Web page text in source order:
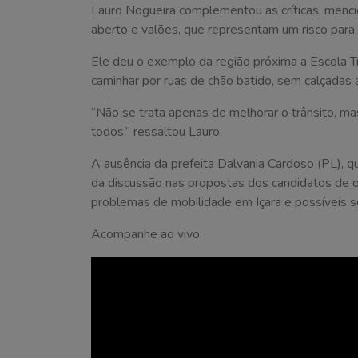
Lauro Nogueira complementou as críticas,
aberto e valões, que representam um risco para
Ele deu o exemplo da região próxima a Escola
caminhar por ruas de chão batido, sem calçadas
“Não se trata apenas de melhorar o trânsito,
todos,” ressaltou Lauro.
A ausência da prefeita Dalvania Cardoso (PL),
da discussão nas propostas dos candidatos de
problemas de mobilidade em Içara e possíveis
Acompanhe ao vivo: